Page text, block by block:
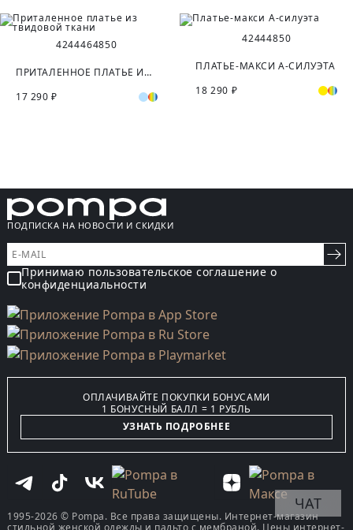
4244464850
ПРИТАЛЕННОЕ ПЛАТЬЕ ИЗ ТВИДОВОЙ ТКАНИ
17 290 ₽
42444850
ПЛАТЬЕ-МАКСИ А-СИЛУЭТА
18 290 ₽
ПОДПИСКА НА НОВОСТИ И СКИДКИ
Принимаю пользовательское соглашение о
конфиденциальности
ОПЛАЧИВАЙТЕ ПОКУПКИ БОНУСАМИ
1 БОНУСНЫЙ БАЛЛ = 1 РУБЛЬ
УЗНАТЬ ПОДРОБНЕЕ
1995-2026 © Pompa. Все права защищены. Интернет-магазин
стильной женской одежды и пальто с мембраной. Цены интернет-
ЧАТ